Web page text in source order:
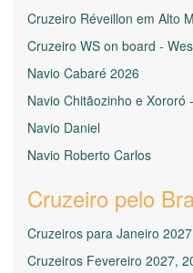
Cruzeiro Réveillon em Alto
Cruzeiro WS on board -
Navio Cabaré 2026
Navio Chitãozinho e Xororó
Navio Daniel
Navio Roberto Carlos
Cruzeiro pelo
Cruzeiros para Janeiro
Cruzeiros Fevereiro 2027,